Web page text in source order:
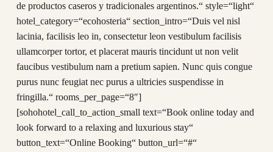
de productos caseros y tradicionales argentinos.“ style=“light“
hotel_category=“ecohosteria“ section_intro=“Duis vel nisl
lacinia, facilisis leo in, consectetur leon vestibulum facilisis
ullamcorper tortor, et placerat mauris tincidunt ut non velit
faucibus vestibulum nam a pretium sapien. Nunc quis congue
purus nunc feugiat nec purus a ultricies suspendisse in
fringilla.“ rooms_per_page=“8″]
[sohohotel_call_to_action_small text=“Book online today and
look forward to a relaxing and luxurious stay“
button_text=“Online Booking“ button_url=“#“